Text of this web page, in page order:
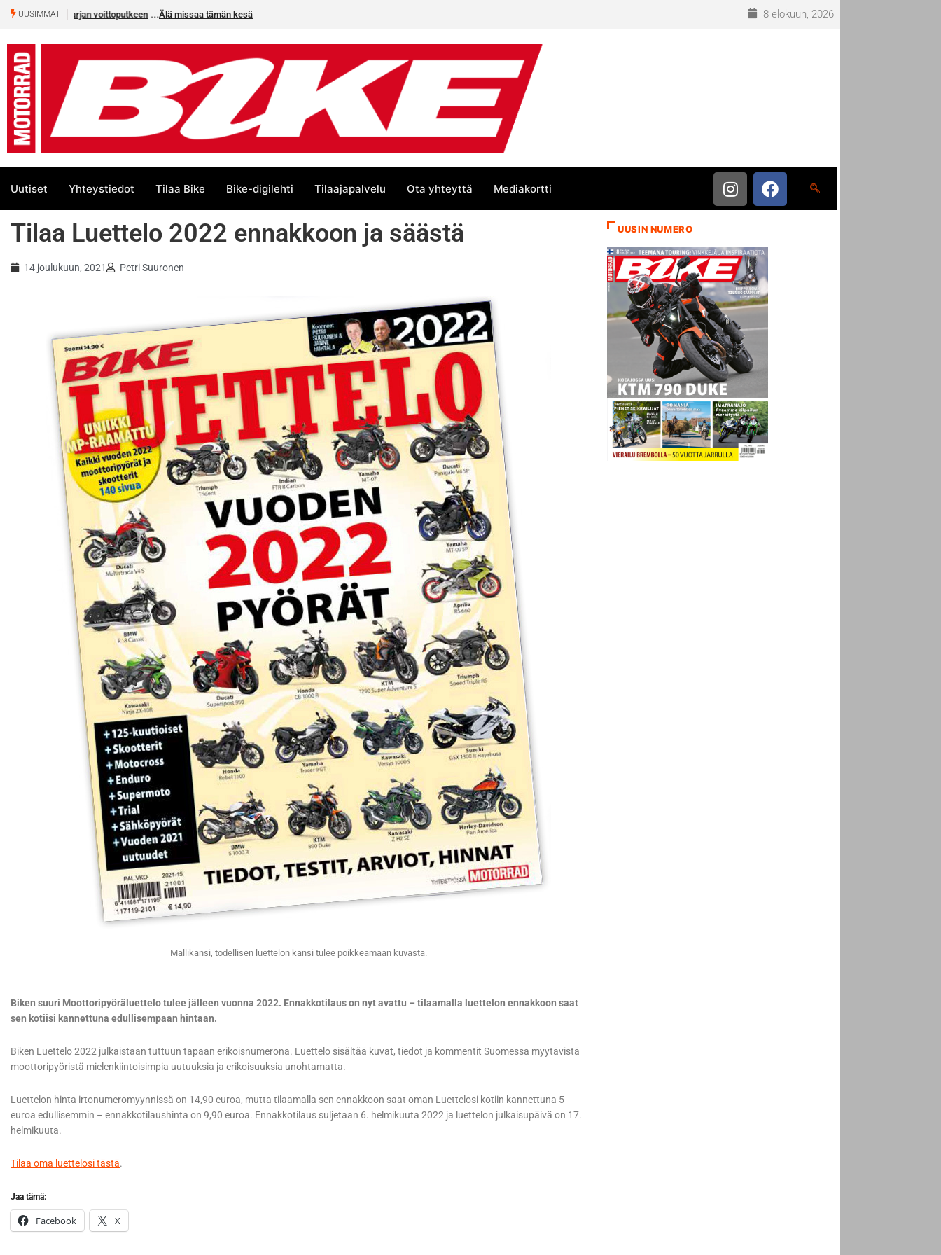
UUSIMMAT Älä missaa tämän kesän suurta Bike-numeroa! 8 elokuun, 2026
Uutiset Yhteystiedot Tilaa Bike Bike-digilehti Tilaajapalvelu Ota yhteyttä Mediakortti
Tilaa Luettelo 2022 ennakkoon ja säästä
14 joulukuun, 2021 Petri Suuronen
Mallikansi, todellisen luettelon kansi tulee poikkeamaan kuvasta.
Biken suuri Moottoripyöräluettelo tulee jälleen vuonna 2022. Ennakkotilaus on nyt avattu – tilaamalla luettelon ennakkoon saat
sen kotiisi kannettuna edullisempaan hintaan.
Biken Luettelo 2022 julkaistaan tuttuun tapaan erikoisnumerona. Luettelo sisältää kuvat, tiedot ja kommentit Suomessa myytävistä
moottoripyöristä mielenkiintoisimpia uutuuksia ja erikoisuuksia unohtamatta.
Luettelon hinta irtonumeromyynnissä on 14,90 euroa, mutta tilaamalla sen ennakkoon saat oman Luettelosi kotiin kannettuna 5
euroa edullisemmin – ennakkotilaushinta on 9,90 euroa. Ennakkotilaus suljetaan 6. helmikuuta 2022 ja luettelon julkaisupäivä on 17.
helmikuuta.
Tilaa oma luettelosi tästä.
Jaa tämä:
Facebook X
UUSIN NUMERO